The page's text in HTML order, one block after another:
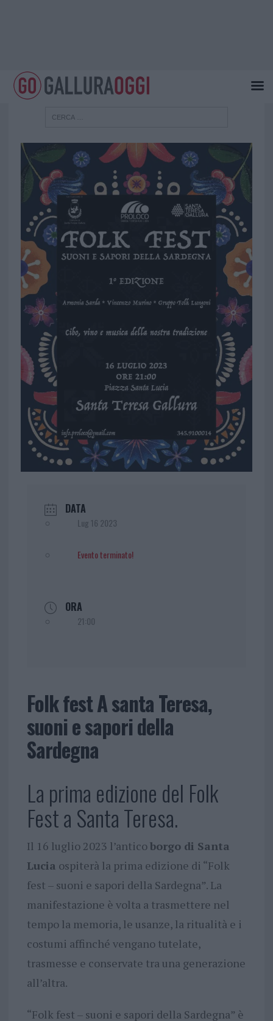
DATA
Lug 16 2023
Evento terminato!
ORA
21:00
Folk fest A santa Teresa,
suoni e sapori della
Sardegna
La prima edizione del Folk
Fest a Santa Teresa.
Il 16 luglio 2023 l’anticoborgo di Santa
Lucia ospiterà la prima edizione di “Folk
fest – suoni e sapori della Sardegna”. La
manifestazione è volta a trasmettere nel
tempo la memoria, le usanze, la ritualità e i
costumi affinché vengano tutelate,
trasmesse e conservate tra una generazione
all’altra.
“Folk fest – suoni e sapori della Sardegna” è